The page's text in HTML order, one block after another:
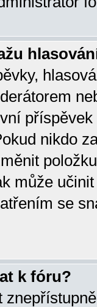
nikdo
může
se
k fóru?